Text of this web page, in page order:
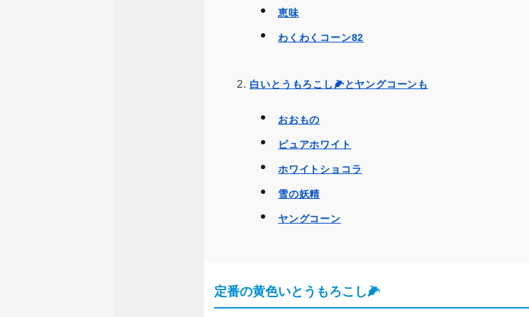
恵味
わくわくコーン82
白いとうもろこし🌽とヤングコーンも
おおもの
ピュアホワイト
ホワイトショコラ
雪の妖精
ヤングコーン
定番の黄色いとうもろこし🌽